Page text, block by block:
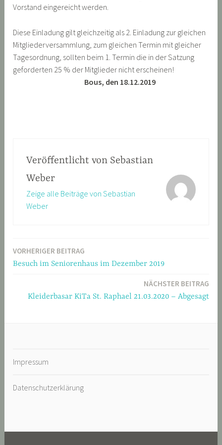
Vorstand eingereicht werden.
Diese Einladung gilt gleichzeitig als 2. Einladung zur gleichen
Mitgliederversammlung, zum gleichen Termin mit gleicher
Tagesordnung, sollten beim 1. Termin die in der Satzung
geforderten 25 % der Mitglieder nicht erscheinen!
Bous, den 18.12.2019
Veröffentlicht von Sebastian
Weber
Zeige alle Beiträge von Sebastian
Weber
Beitragsnavigation
VORHERIGER BEITRAG
Besuch im Seniorenhaus im Dezember 2019
NÄCHSTER BEITRAG
Kleiderbasar KiTa St. Raphael 21.03.2020 – Abgesagt
Impressum
Datenschutzerklärung